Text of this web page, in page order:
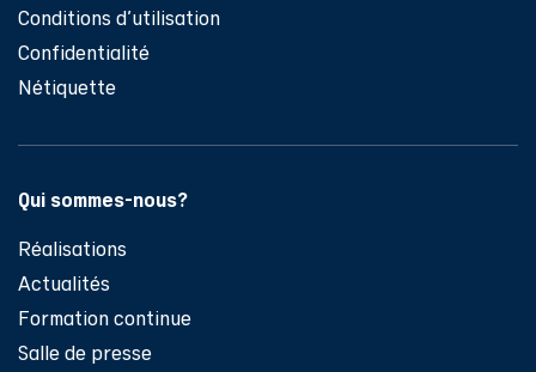
indépendants
Conditions d'utilisation
Confidentialité
Nétiquette
Qui sommes-nous?
Réalisations
Actualités
Formation continue
Salle de presse